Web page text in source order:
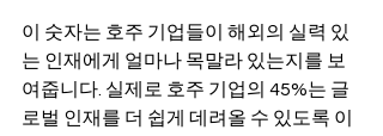
이 숫자는 호주 기업들이 해외의 실력 있
는 인재에게 얼마나 목말라 있는지를 보
여줍니다. 실제로 호주 기업의 45%는 글
로벌 인재를 더 쉽게 데려올 수 있도록 이